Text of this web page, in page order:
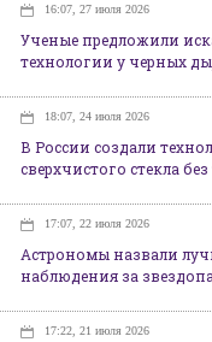
16:07, 27 июля 2026
Ученые предложили
технологии у черных
18:07, 24 июля 2026
В России создали
сверхчистого стекла
17:07, 22 июля 2026
Астрономы назвали
наблюдения за
17:22, 21 июля 2026